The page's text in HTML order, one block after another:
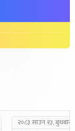
२०८३ साउन १३, बुधबार